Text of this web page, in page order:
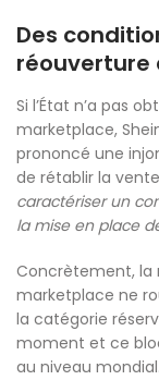
Des
réouverture
Si l’État n’a pas
marketplace,
prononcé une
de rétablir la
caractériser un
la mise en place
Concrètement, la
marketplace ne
la catégorie
moment et ce
au niveau mondial.